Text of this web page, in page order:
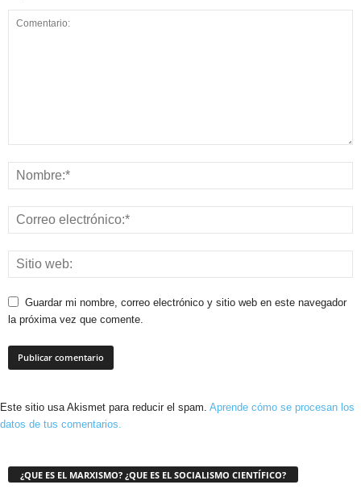
Guardar mi nombre, correo electrónico y sitio web en este navegador
la próxima vez que comente.
Este sitio usa Akismet para reducir el spam. Aprende cómo se procesan los
datos de tus comentarios.
¿QUE ES EL MARXISMO? ¿QUE ES EL SOCIALISMO CIENTÍFICO?